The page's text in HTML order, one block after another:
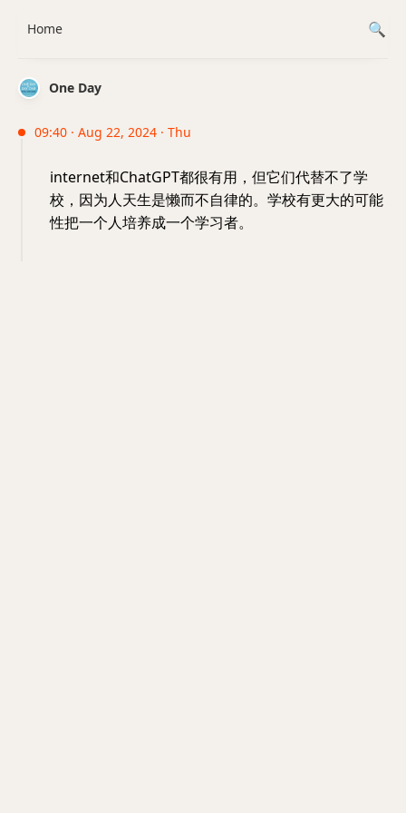
One Day
09:40 · Aug 22, 2024 · Thu
internet和ChatGPT都很有用，但它们代替不了学
校，因为人天生是懒而不自律的。学校有更大的可能
性把一个人培养成一个学习者。
Home